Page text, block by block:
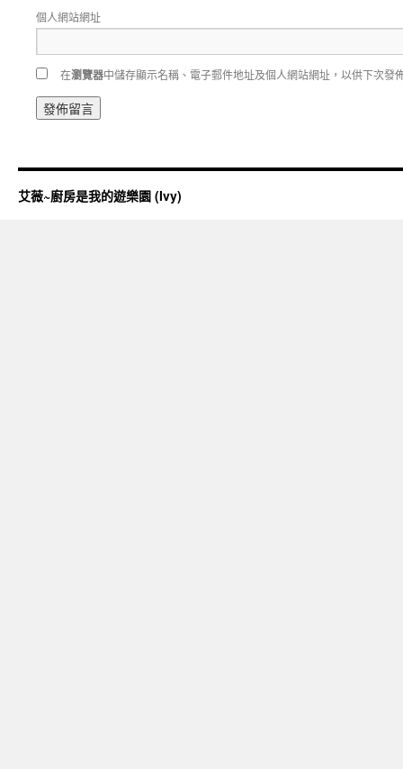
個人網站網址
在瀏覽器中儲存顯示名稱、電子郵件地址及個人網站網址，以供下次發
艾薇~廚房是我的遊樂園 (Ivy)